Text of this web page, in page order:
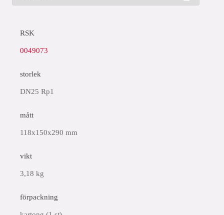
RSK
0049073
storlek
DN25 Rp1
mått
118x150x290 mm
vikt
3,18 kg
förpackning